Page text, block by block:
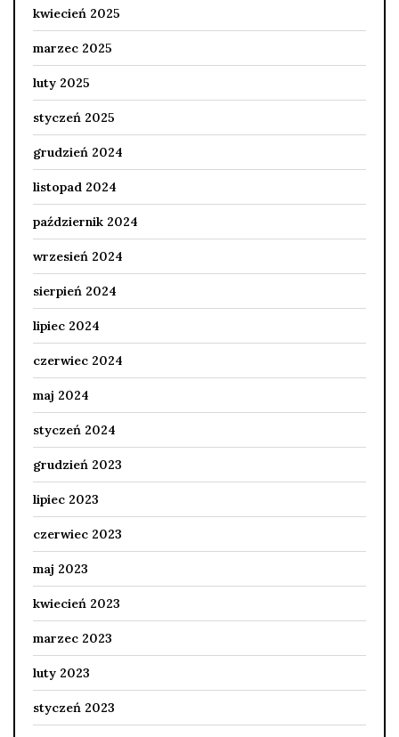
kwiecień 2025
marzec 2025
luty 2025
styczeń 2025
grudzień 2024
listopad 2024
październik 2024
wrzesień 2024
sierpień 2024
lipiec 2024
czerwiec 2024
maj 2024
styczeń 2024
grudzień 2023
lipiec 2023
czerwiec 2023
maj 2023
kwiecień 2023
marzec 2023
luty 2023
styczeń 2023